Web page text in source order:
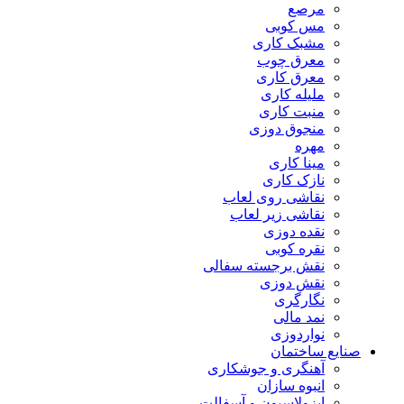
مرصع
مس کوبی
مشبک کاری
معرق چوب
معرق کاری
مليله کاری
منبت کاری
منجوق دوزی
مهره
مینا کاری
نازک کاری
نقاشی روی لعاب
نقاشی زیر لعاب
نقده دوزی
نقره کوبی
نقش برجسته سفالی
نقش دوزی
نگارگری
نمد مالی
نواردوزی
صنایع ساختمان
آهنگری و جوشکاری
انبوه سازان